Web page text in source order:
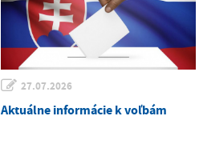
27.07.2026
Aktuálne informácie k voľbám